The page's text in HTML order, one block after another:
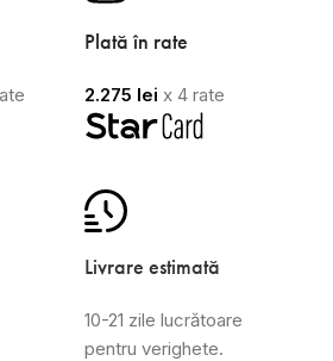
Plată în rate
2.275 lei x 4 rate
Livrare estimată
10-21 zile lucrătoare
pentru verighete.